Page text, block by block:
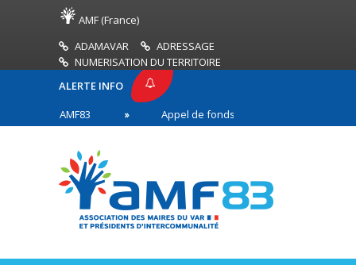
AMF (France)
ADAMAVAR
ADRESSAGE
NUMERISATION DU TERRITOIRE
ALERTE INFO
AMF83
Appel de fonds incendies de forêt
en première ligne